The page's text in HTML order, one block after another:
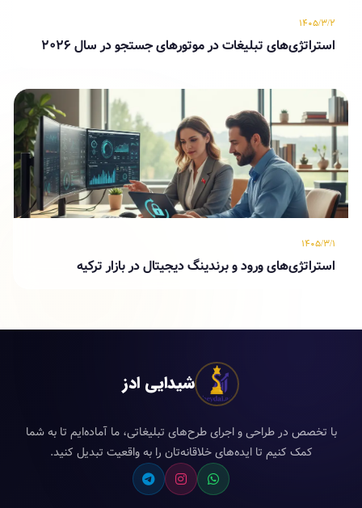
۱۴۰۵/۳/۲
استراتژی‌های تبلیغات در موتورهای جستجو در سال ۲۰۲۶
۱۴۰۵/۳/۱
استراتژی‌های ورود و برندینگ دیجیتال در بازار ترکیه
شیدایی ادز
با تخصص در طراحی و اجرای طرح‌های تبلیغاتی، ما آماده‌ایم تا به شما
کمک کنیم تا ایده‌های خلاقانه‌تان را به واقعیت تبدیل کنید.